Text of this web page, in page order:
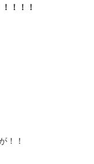
！！！
！！